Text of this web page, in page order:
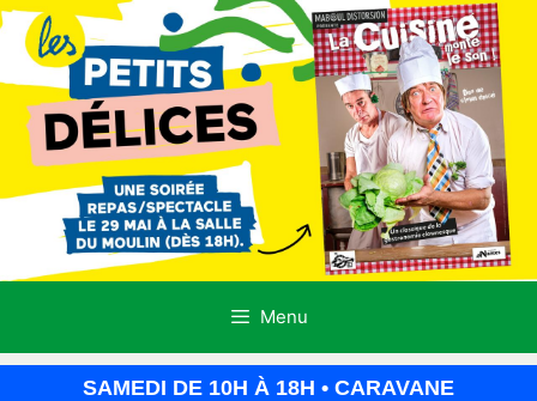
Menu
SAMEDI DE 10H À 18H • CARAVANE